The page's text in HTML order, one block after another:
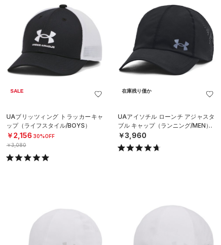
SALE
UAブリッツィング トラッカーキャ
ップ（ライフスタイル/BOYS）
￥2,156 30%OFF
￥3,080
在庫残り僅か
UAアイソチル ローンチ アジャスタ
ブル キャップ（ランニング/MEN）
￥3,960